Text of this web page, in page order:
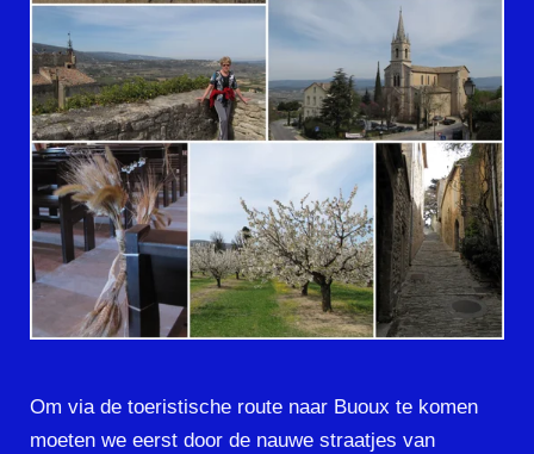
Om via de toeristische route naar Buoux te komen
moeten we eerst door de nauwe straatjes van